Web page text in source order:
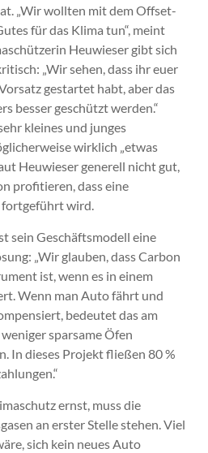
„Wir wollten mit dem Offset-
für das Klima tun“, meint
Heuwieser gibt sich
„Wir sehen, dass ihr euer
gestartet habt, aber das
besser geschützt werden.“
kleines und junges
wirklich „etwas
Heuwieser generell nicht gut,
profitieren, dass eine
fortgeführt wird.
sein Geschäftsmodell eine
„Wir glauben, dass Carbon
ist, wenn es in einem
Wenn man Auto fährt und
bedeutet das am
sparsame Öfen
In dieses Projekt fließen 80 %
ernst, muss die
an erster Stelle stehen. Viel
sich kein neues Auto